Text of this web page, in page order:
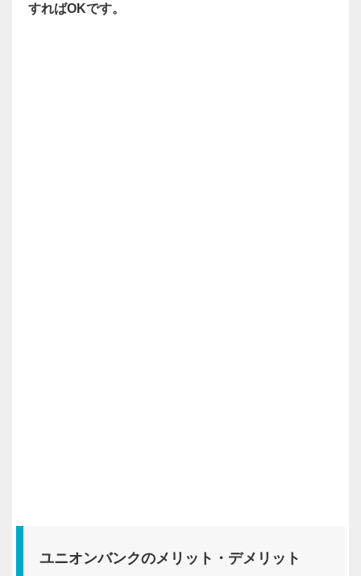
すればOKです。
ユニオンバンクのメリット・デメリット